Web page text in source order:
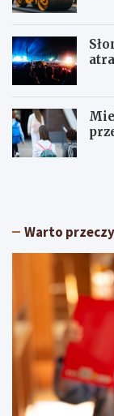
S
c
e
e
k
e
U
w
k
i
e
m
Warto